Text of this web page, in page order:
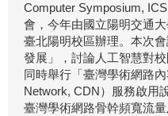
Computer Symposium,
會，今年由國立陽明交通
臺北陽明校區辦理。本次
發展」，討論人工智慧對
同時舉行「臺灣學術網路
Network, CDN）服務啟用
臺灣學術網路骨幹頻寬流